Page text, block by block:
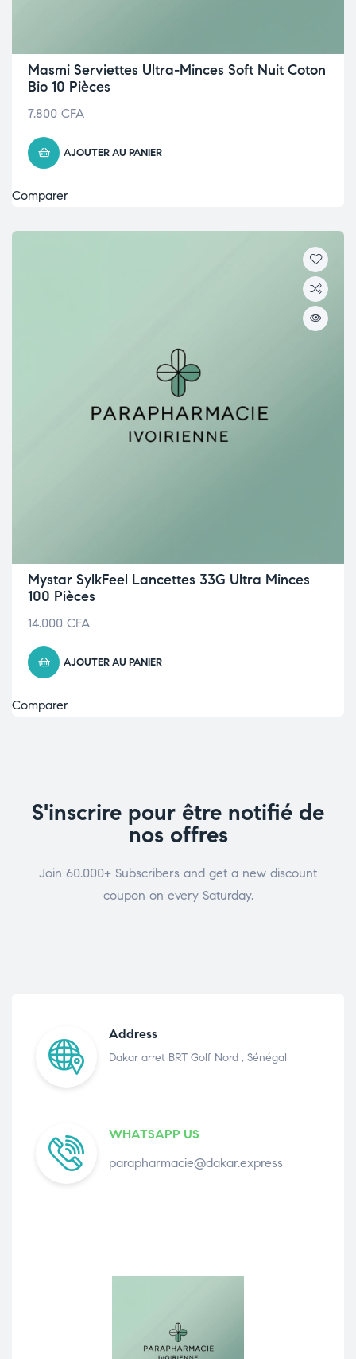
Masmi Serviettes Ultra-Minces Soft Nuit Coton
Bio 10 Pièces
7.800 CFA
AJOUTER AU PANIER
Comparer
Mystar SylkFeel Lancettes 33G Ultra Minces
100 Pièces
14.000 CFA
AJOUTER AU PANIER
Comparer
S'inscrire pour être notifié de
nos offres
Join 60.000+ Subscribers and get a new discount
coupon on every Saturday.
Address
Dakar arret BRT Golf Nord , Sénégal
WHATSAPP US
parapharmacie@dakar.express